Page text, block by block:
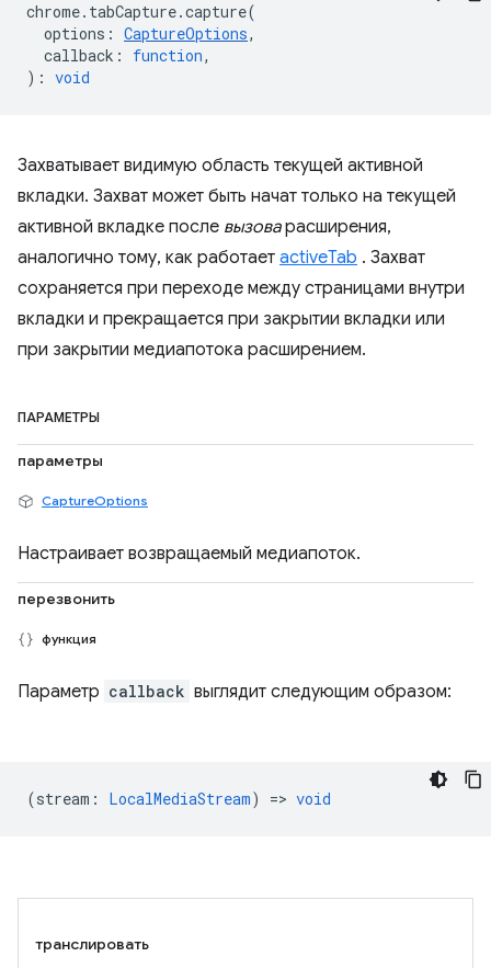
chrome. tabCapture.capture(
options : CaptureOptions,
callback : function,
) : void
Захватывает видимую область текущей активной
вкладки. Захват может быть начат только на текущей
активной вкладке после вызоварасширения,
аналогично тому, как работает activeTab . Захват
сохраняется при переходе между страницами внутри
вкладки и прекращается при закрытии вкладки или
при закрытии медиапотока расширением.
ПАРАМЕТРЫ
параметры
CaptureOptions
Настраивает возвращаемый медиапоток.
перезвонить
функция
Параметр callback выглядит следующим образом:
(stream : LocalMediaStream) => void
транслировать